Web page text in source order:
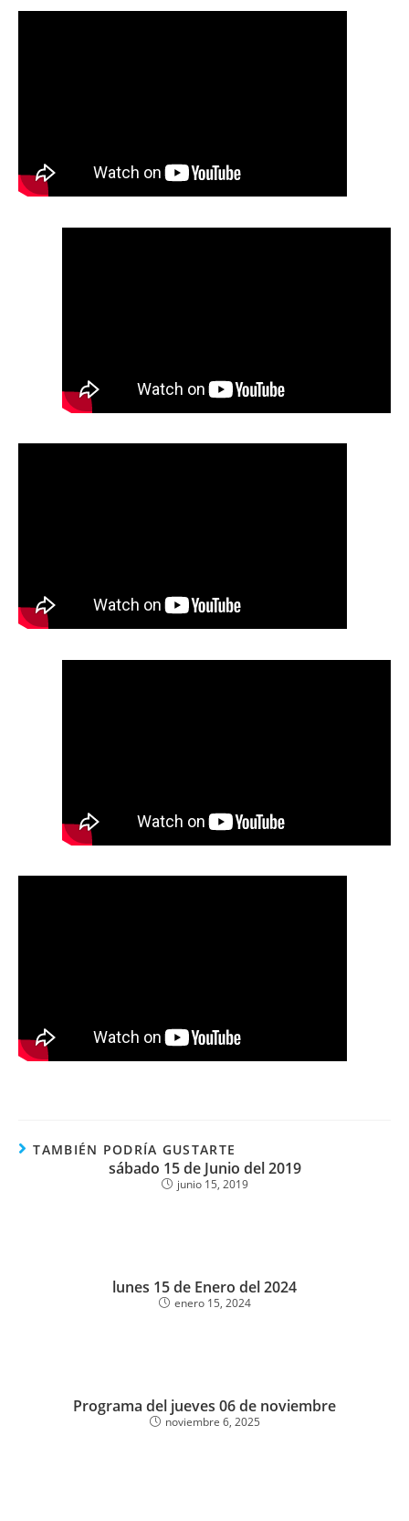
TAMBIÉN PODRÍA GUSTARTE
sábado 15 de Junio del 2019
junio 15, 2019
lunes 15 de Enero del 2024
enero 15, 2024
Programa del jueves 06 de noviembre
noviembre 6, 2025